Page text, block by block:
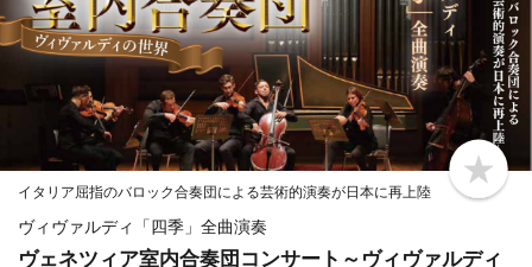
b
o
m
イタリア屈指のバロック合奏団による芸術的演奏が日本に再上陸
ヴィヴァルディ「四季」全曲演奏
ヴェネツィア室内合奏団コンサート～ヴィヴァルディ